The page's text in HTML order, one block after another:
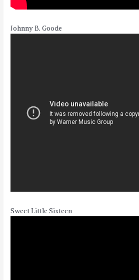
Johnny B. Goode
Sweet Little Sixteen